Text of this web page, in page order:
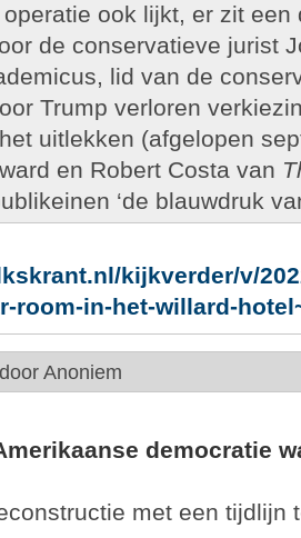
ook lijkt, er zit
de conservatieve jurist
lid van de
Trump verloren
uitlekken (afgelopen
en Robert Costa van
‘de blauwdruk
kijkverder/v/
room-in-het-willard-
Anoniem
democratie
met een tijdlijn